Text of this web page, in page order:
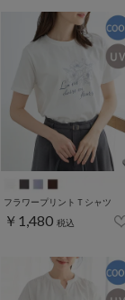
フラワープリントＴシャツ
￥1,480 税込